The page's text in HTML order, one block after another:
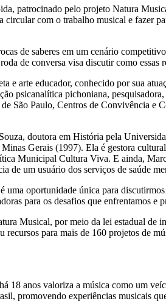
patrocinado pelo projeto Natura
com o trabalho musical e fazer
de saberes em um cenário
de conversa visa discutir como essas
e arte educador, conhecido por sua
psicanalítica pichoniana,
São Paulo, Centros de Convivência e
doutora em História pela
Gerais (1997). Ela é gestora
Municipal Cultura Viva. E ainda,
de um usuário dos serviços de saúde
oportunidade única para
para os desafios que enfrentamos
Musical, por meio da lei estadual
para mais de 160 projetos de
18 anos valoriza a música como um
promovendo experiências musicais